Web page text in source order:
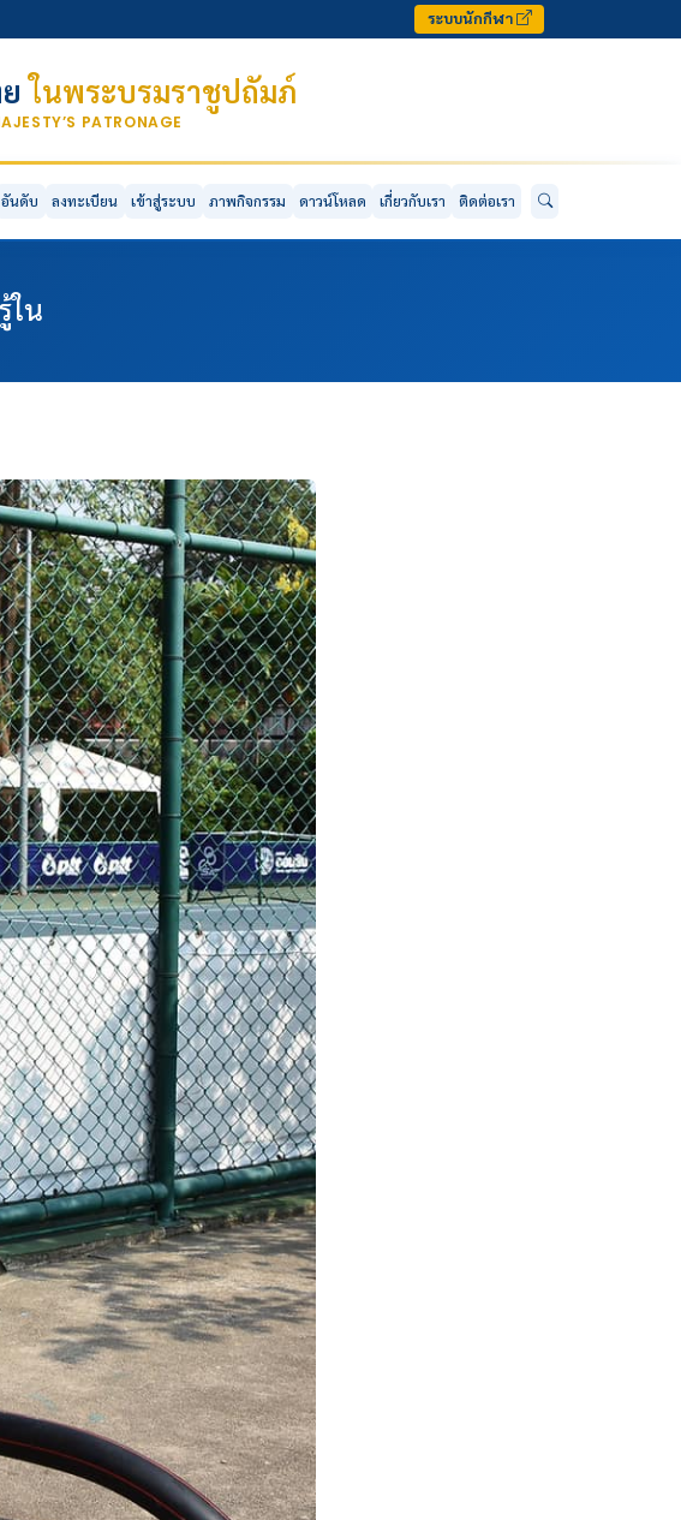
ระบบนักกีฬา
ยในพระบรมราชูปถัมภ์
PATRONAGE
อันดับ ลงทะเบียน เข้าสู่ระบบ ภาพกิจกรรม ดาวน์โหลด เกี่ยวกับเรา ติดต่อเรา
ใน